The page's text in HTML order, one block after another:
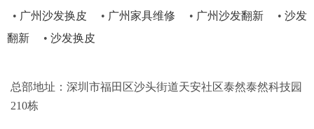
• 广州沙发换皮 • 广州家具维修 • 广州沙发翻新• 沙发
翻新• 沙发换皮
总部地址：深圳市福田区沙头街道天安社区泰然泰然科技园
210栋